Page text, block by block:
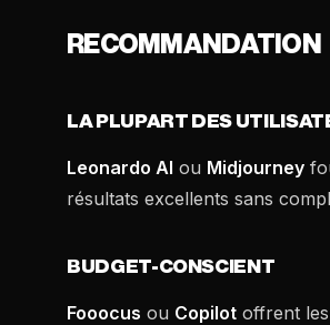
RECOMMANDATION
LA PLUPART DES
Leonardo AI ou Midjourney
résultats excellents sans
BUDGET-CONSCIENT
Fooocus ou Copilot offrent